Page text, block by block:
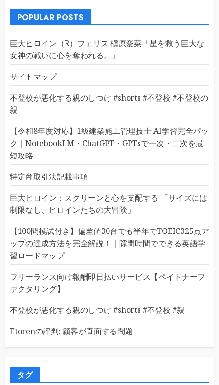
POPULAR POSTS
巨大ヒロイン（R）フェリス 槇原愛菜「星を救う巨大な
女神の戦いに心を奪われる。」
サイトマップ
不登校が悪化する親のしつけ #shorts #不登校 #不登校の
親
【令和8年度対応】1級建築施工管理技士 AI学習完全パッ
ク｜NotebookLM・ChatGPT・GPTsで一次・二次を最
短攻略
特定商取引法記載事項
巨大ヒロイン：スクリーンと心を支配する 「サイズには
制限なし、ヒロインたちの大冒険」
【100問模試付き】偏差値30台でも半年でTOEIC325点ア
ップの達成方法を完全解説！｜隙間時間でできる英語学
習ロードマップ
フリーランス向け報酬即日払いサービス【ペイトナーフ
ァクタリング】
不登校が悪化する親のしつけ #shorts #不登校 #親
Etorenの評判: 顧客が直面する問題
タグ